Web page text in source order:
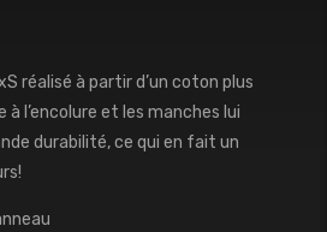
réalisé à partir d’un coton plus
à l’encolure et les manches lui
durabilité, ce qui en fait un